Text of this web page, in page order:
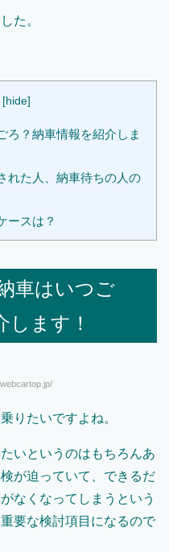
た。
[hide]
ろ？納車情報を紹介しま
れた人、納車待ちの人の
ースは？
車はいつご
します！
りたいですよね。
いというのはもちろんあ
が迫っていて、できるだ
なくなってしまうという
要な検討項目になるので